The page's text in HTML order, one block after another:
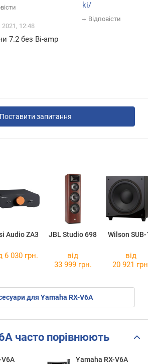
2021, 12:48
7.2 без Bi-amp
ki/
Відповісти
Поставити запитання
Audio ZA3 JBL Studio 698 Wilson SUB-
6 030 грн.
від
33 999 грн.
від
20 921
для Yamaha RX-V6A
часто порівнюють
V6A
Yamaha RX-V6A